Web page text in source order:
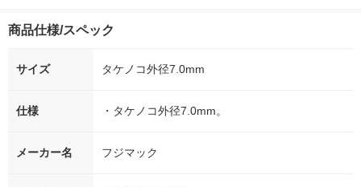
シ） オリジナル
商品仕様/スペック
サイズ タケノコ外径7.0mm
仕様 ・タケノコ外径7.0mm。
メーカー名 フジマック